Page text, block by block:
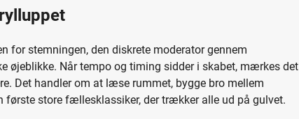
for stemningen, den diskrete moderator gennem
øjeblikke. Når tempo og timing sidder i skabet, mærkes det
Det handler om at læse rummet, bygge bro mellem
første store fællesklassiker, der trækker alle ud på gulvet.